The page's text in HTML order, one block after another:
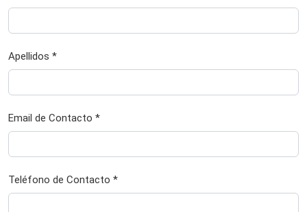
Apellidos *
Email de Contacto *
Teléfono de Contacto *